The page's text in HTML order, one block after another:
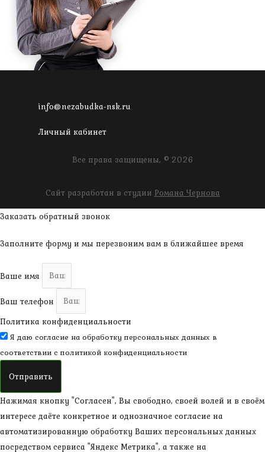
info@nezabudka-nsk.ru
Личный кабинет
Все права защищены, © 2026
Сайт разработан в студии Романа Чернова
Заказать обратный звонок
Заполните форму и мы перезвоним вам в ближайшее время
Ваше имя
Ваш телефон
Политика конфиденциальности
Я даю согласие на обработку персональных данных в
соответствии с политикой конфиденциальности
Отправить
Нажимая кнопку "Согласен", Вы свободно, своей волей и в своём
интересе даёте конкретное и однозначное согласие на
автоматизированную обработку Ваших персональных данных
посредством сервиса "Яндекс Метрика", а также на